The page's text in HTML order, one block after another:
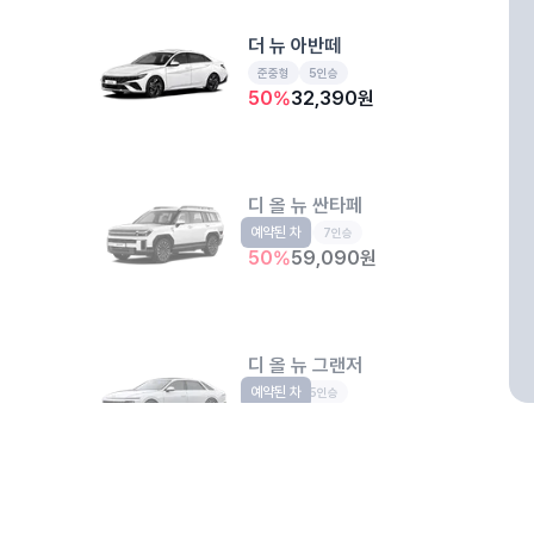
더 뉴 아반떼
준중형 5인승
50%32,390원
디 올 뉴 싼타페
중형SUV 7인승
50%59,090원
예약된 차
디 올 뉴 그랜저
준대형 5인승
예약된 차